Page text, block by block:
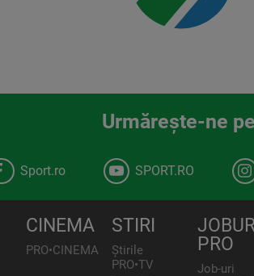
Urmăreşte-ne
Sport.ro SPORT.RO
CINEMA
PRO•CINEMA
STIRI
Știrile
PRO•TV
PRO
Job-uri